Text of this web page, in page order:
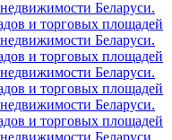
Беларуси.
и торговых площадей
Беларуси.
и торговых площадей
Беларуси.
и торговых площадей
Беларуси.
и торговых площадей
Беларуси.